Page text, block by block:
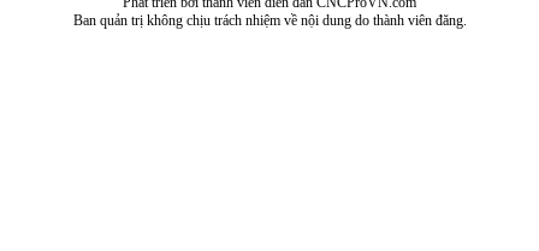
Ban quản trị không chịu trách nhiệm về nội dung do thành viên đăng.